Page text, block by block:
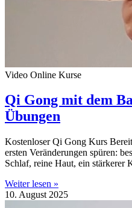
Video Online Kurse
Qi Gong mit dem
Übungen
Kostenloser Qi Gong Kurs
ersten Veränderungen spüren:
Schlaf, reine Haut, ein stärkerer
Weiter lesen »
10. August 2025